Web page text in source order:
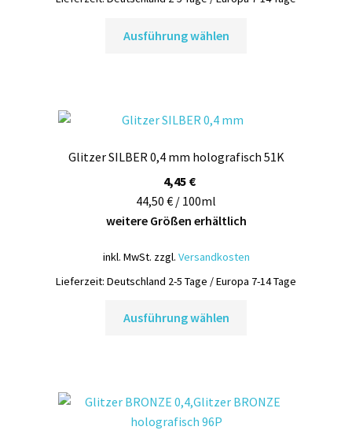
Ausführung wählen
Optionen
gewählt
werden
Glitzer SILBER 0,4 mm holografisch 51K
4,45 €
44,50 € / 100ml
weitere Größen erhältlich
inkl. MwSt. zzgl. Versandkosten
Lieferzeit: Deutschland 2-5 Tage / Europa 7-14 Tage
Ausführung wählen
auf.